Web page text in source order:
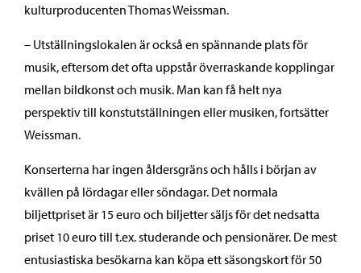
kulturproducenten Thomas Weissman.
– Utställningslokalen är också en spännande plats för
musik, eftersom det ofta uppstår överraskande kopplingar
mellan bildkonst och musik. Man kan få helt nya
perspektiv till konstutställningen eller musiken, fortsätter
Weissman.
Konserterna har ingen åldersgräns och hålls i början av
kvällen på lördagar eller söndagar. Det normala
biljettpriset är 15 euro och biljetter säljs för det nedsatta
priset 10 euro till t.ex. studerande och pensionärer. De mest
entusiastiska besökarna kan köpa ett säsongskort för 50